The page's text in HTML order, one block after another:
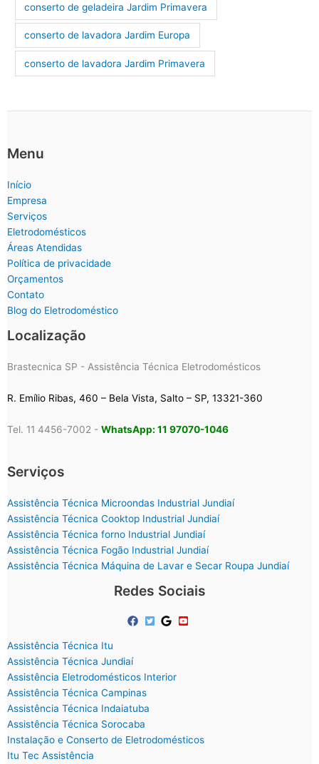
conserto de geladeira Jardim Primavera
conserto de lavadora Jardim Europa
conserto de lavadora Jardim Primavera
Menu
Início
Empresa
Serviços
Eletrodomésticos
Áreas Atendidas
Política de privacidade
Orçamentos
Contato
Blog do Eletrodoméstico
Localização
Brastecnica SP - Assistência Técnica Eletrodomésticos
R. Emílio Ribas, 460 – Bela Vista, Salto – SP, 13321-360
Tel. 11 4456-7002 - WhatsApp: 11 97070-1046
Serviços
Assistência Técnica Microondas Industrial Jundiaí
Assistência Técnica Cooktop Industrial Jundiaí
Assistência Técnica forno Industrial Jundiaí
Assistência Técnica Fogão Industrial Jundiaí
Assistência Técnica Máquina de Lavar e Secar Roupa Jundiaí
Redes Sociais
Assistência Técnica Itu
Assistência Técnica Jundiaí
Assistência Eletrodomésticos Interior
Assistência Técnica Campinas
Assistência Técnica Indaiatuba
Assistência Técnica Sorocaba
Instalação e Conserto de Eletrodomésticos
Itu Tec Assistência